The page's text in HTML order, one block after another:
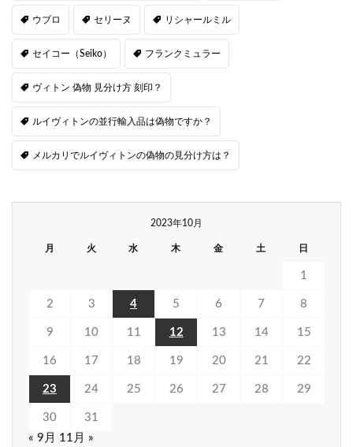
ウブロ セリーヌ リシャールミル
セイコー（Seiko） フランクミュラー
ヴィトン 偽物 見分け方 刻印？
ルイヴィトンの並行輸入品は偽物ですか？
メルカリでルイヴィトンの偽物の見分け方は？
2023年10月
月 火 水 木 金 土 日
1
2 3 4 5 6 7 8
9 10 11 12 13 14 15
16 17 18 19 20 21 22
23 24 25 26 27 28 29
30
31
« 9月 11月 »